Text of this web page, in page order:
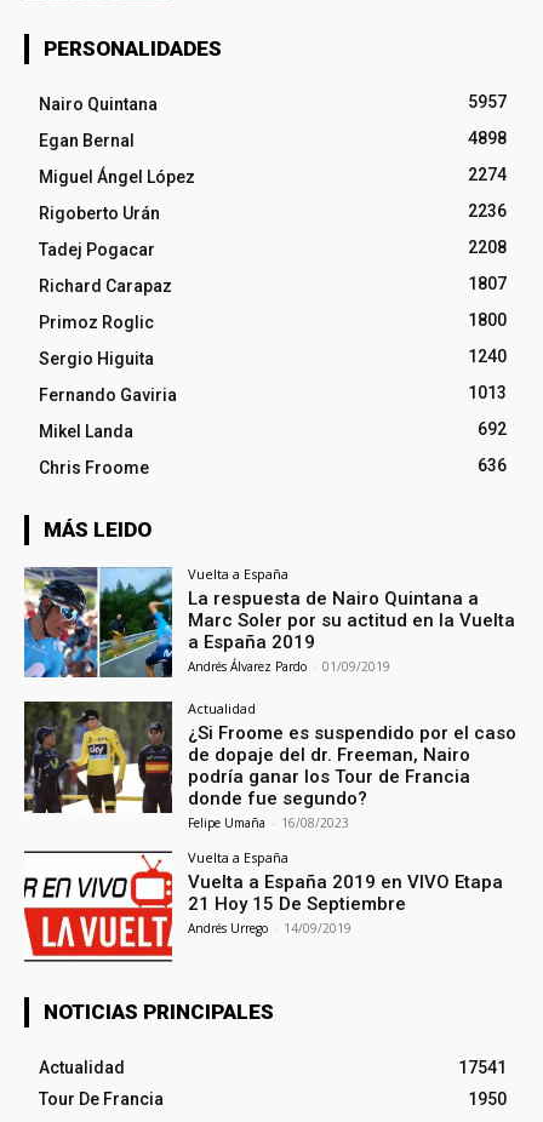
PERSONALIDADES
Nairo Quintana
5957
Egan Bernal
4898
Miguel Ángel López
2274
Rigoberto Urán
2236
Tadej Pogacar
2208
Richard Carapaz
1807
Primoz Roglic
1800
Sergio Higuita
1240
Fernando Gaviria
1013
Mikel Landa
692
Chris Froome
636
MÁS LEIDO
Vuelta a España
La respuesta de Nairo Quintana a
Marc Soler por su actitud en la Vuelta
a España 2019
Andrés Álvarez Pardo - 01/09/2019
Actualidad
¿Si Froome es suspendido por el caso
de dopaje del dr. Freeman, Nairo
podría ganar los Tour de Francia
donde fue segundo?
Felipe Umaña - 16/08/2023
Vuelta a España
Vuelta a España 2019 en VIVO Etapa
21 Hoy 15 De Septiembre
Andrés Urrego - 14/09/2019
NOTICIAS PRINCIPALES
Actualidad
17541
Tour De Francia
1950